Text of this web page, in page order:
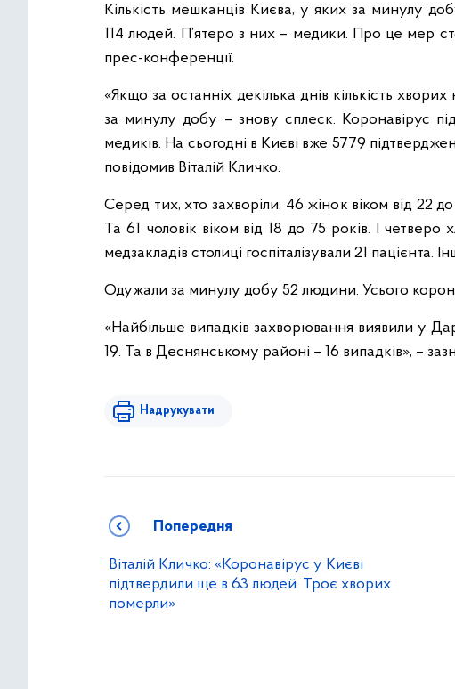
Кількість мешканців Києва, у яких за минулу
114 людей. П’ятеро з них – медики. Про це мер
прес-конференції.
«Якщо за останніх декілька днів кількість
за минулу добу – знову сплеск. Коронавірус
медиків. На сьогодні в Києві вже 5779
повідомив Віталій Кличко.
Серед тих, хто захворіли: 46 жінок віком від 22
Та 61 чоловік віком від 18 до 75 років. І четверо
медзакладів столиці госпіталізували 21 пацієнта.
Одужали за минулу добу 52 людини. Усього
«Найбільше випадків захворювання виявили у
19. Та в Деснянському районі – 16 випадків», –
Надрукувати
Попередня
Віталій Кличко: «Коронавірус у Києві
підтвердили ще в 63 людей. Троє хворих
померли»